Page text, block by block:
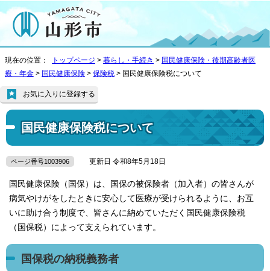
現在の位置： トップページ > 暮らし・手続き > 国民健康保険・後期高齢者医
療・年金 > 国民健康保険 > 保険税 > 国民健康保険税について
国民健康保険税について
お気に入りに登録する
ページ番号1003906 更新日 令和8年5月18日
国民健康保険（国保）は、国保の被保険者（加入者）の皆さんが
病気やけがをしたときに安心して医療が受けられるように、お互
いに助け合う制度で、皆さんに納めていただく国民健康保険税
（国保税）によって支えられています。
国保税の納税義務者